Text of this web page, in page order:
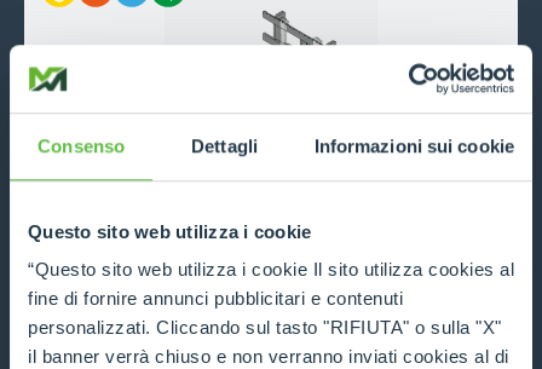
Consenso Dettagli Informazioni sui cookie
Questo sito web utilizza i cookie
“Questo sito web utilizza i cookie Il sito utilizza cookies al
fine di fornire annunci pubblicitari e contenuti
personalizzati. Cliccando sul tasto "RIFIUTA" o sulla "X"
il banner verrà chiuso e non verranno inviati cookies al di
Fork carriage - FEM
DISCOVER MORE